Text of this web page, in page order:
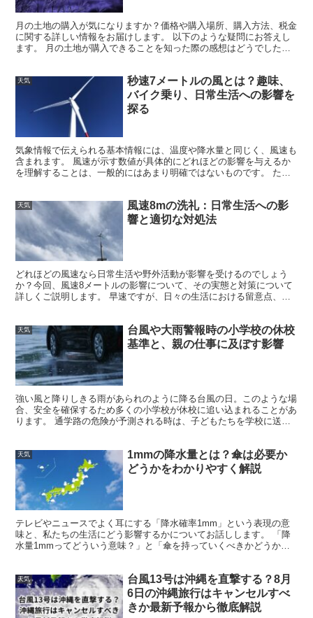
月の土地の購入が気になりますか？価格や購入場所、購入方法、税金
に関する詳しい情報をお届けします。 以下のような疑問にお答えし
ます。 月の土地が購入できることを知った際の感想はどうでした
天気
秒速7メートルの風とは？趣味、
バイク乗り、日常生活への影響を
探る
気象情報で伝えられる基本情報には、温度や降水量と同じく、風速も
含まれます。 風速が示す数値が具体的にどれほどの影響を与えるか
を理解することは、一般的にはあまり明確ではないものです。 たと
天気
風速8mの洗礼：日常生活への影
響と適切な対処法
どれほどの風速なら日常生活や野外活動が影響を受けるのでしょう
か？今回、風速8メートルの影響について、その実態と対策について
詳しくご説明します。 早速ですが、日々の生活における留意点、ア
天気
台風や大雨警報時の小学校の休校
基準と、親の仕事に及ぼす影響
強い風と降りしきる雨があられのように降る台風の日。このような場
合、安全を確保するため多くの小学校が休校に追い込まれることがあ
ります。 通学路の危険が予測される時は、子どもたちを学校に送り
天気
1mmの降水量とは？傘は必要か
どうかをわかりやすく解説
テレビやニュースでよく耳にする「降水確率1mm」という表現の意
味と、私たちの生活にどう影響するかについてお話しします。 「降
水量1mmってどういう意味？」と「傘を持っていくべきかどうか」
天気
台風13号は沖縄を直撃する？8月
6日の沖縄旅行はキャンセルすべ
きか最新予報から徹底解説